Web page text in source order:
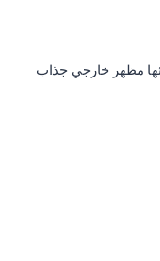
لإعطائها مظهر خارجي جذاب